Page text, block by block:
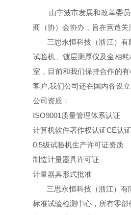
由宁波市发展和改革委员
商（协）会协办，旨在营造
三思永恒科技（浙江）有限
试验机、镀层测厚仪及金相
室，目前和我们保持合作的
客户,我们公司还在国内各设
公司资质：
ISO9001质量管理体系认证
计算机软件著作权认证CE认证
0.5级试验机生产许可证资质
制造计量器具许可证
计量器具形式批准
三思永恒科技（浙江）
标准试验检测中心，所有零